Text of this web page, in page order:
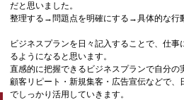
だと思いました。
整理する→問題点を明確にする→具体的な行
ビジネスプランを日々記入することで、仕
るようになると思います。
直感的に把握できるビジネスプランで自分の
顧客リピート・新規集客・広告宣伝などで
でしっかり活用していきます。